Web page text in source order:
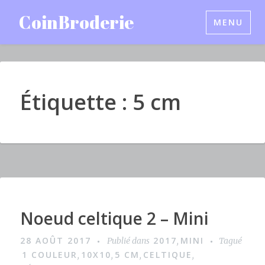
contenu
principal
CoinBroderie MENU
Étiquette : 5 cm
I
a
Noeud celtique 2 – Mini
28 AOÛT 2017 Publié dans 2017, MINI Tagué
1 COULEUR, 10X10, 5 CM, CELTIQUE,